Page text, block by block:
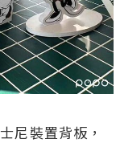
尼裝置背板，